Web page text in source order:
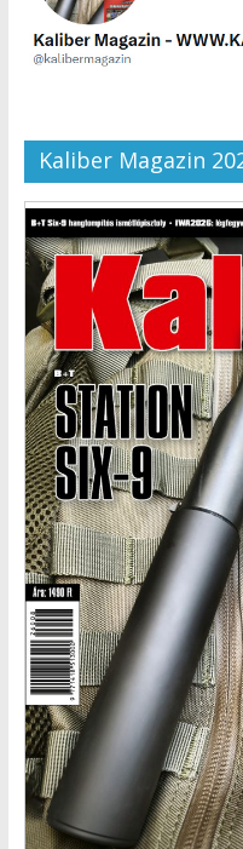
Kaliber Magazin